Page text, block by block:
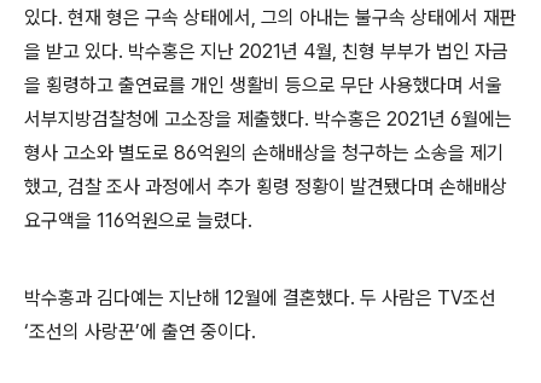
있다. 현재 형은 구속 상태에서, 그의 아내는 불구속 상태에서 재판
을 받고 있다. 박수홍은 지난 2021년 4월, 친형 부부가 법인 자금
을 횡령하고 출연료를 개인 생활비 등으로 무단 사용했다며 서울
서부지방검찰청에 고소장을 제출했다. 박수홍은 2021년 6월에는
형사 고소와 별도로 86억원의 손해배상을 청구하는 소송을 제기
했고, 검찰 조사 과정에서 추가 횡령 정황이 발견됐다며 손해배상
요구액을 116억원으로 늘렸다.
박수홍과 김다예는 지난해 12월에 결혼했다. 두 사람은 TV조선
‘조선의 사랑꾼’에 출연 중이다.